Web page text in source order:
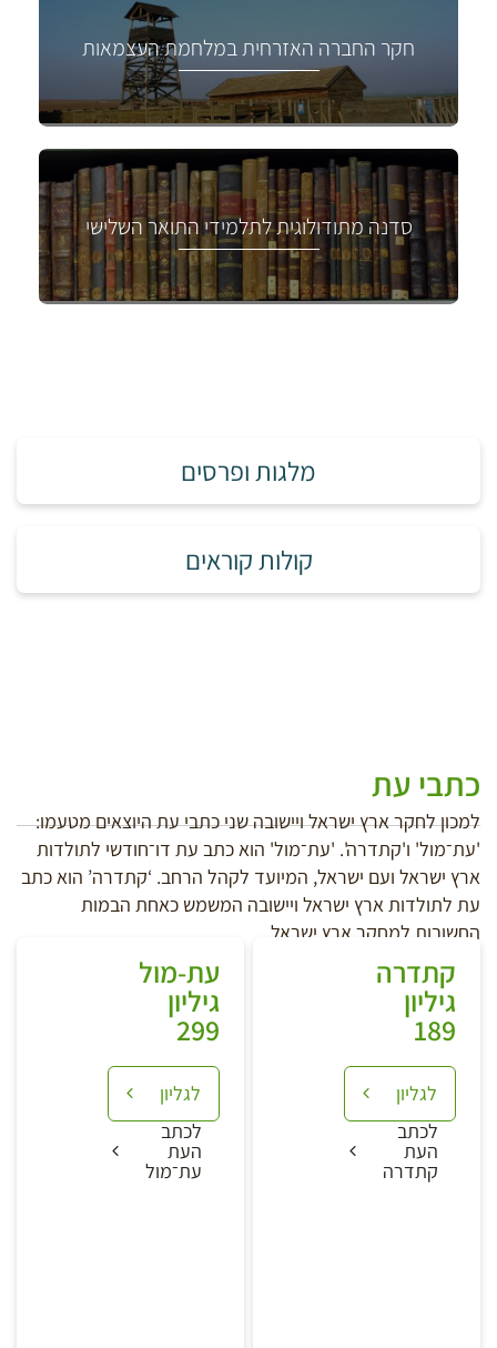
חקר החברה האזרחית במלחמת העצמאות
סדנה מתודולוגית לתלמידי התואר השלישי
מלגות ופרסים
קולות קוראים
כתבי עת
למכון לחקר ארץ ישראל ויישובה שני כתבי עת היוצאים מטעמו:
'עת־מול' ו'קתדרה'. 'עת־מול' הוא כתב עת דו־חודשי לתולדות
ארץ ישראל ועם ישראל, המיועד לקהל הרחב. ‘קתדרה’ הוא כתב
עת לתולדות ארץ ישראל ויישובה המשמש כאחת הבמות
החשובות למחקר ארץ ישראל.
קתדרה
גיליון
189
לגליון
לכתב
העת
קתדרה
עת-מול
גיליון
299
לגליון
לכתב
העת
עת־מול